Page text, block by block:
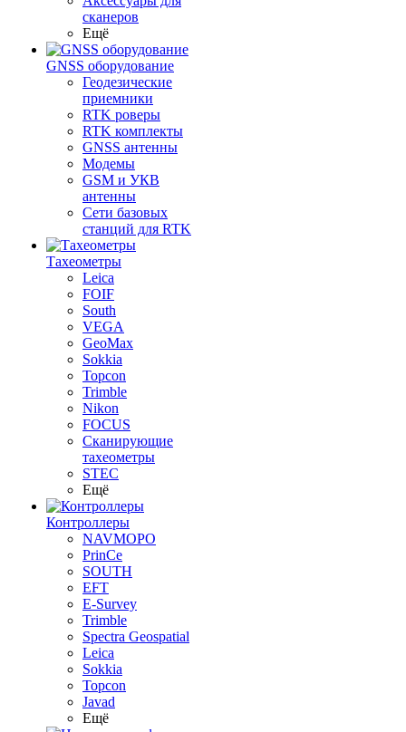
сканеров
Ещё
GNSS оборудование
Геодезические
приемники
RTK роверы
RTK комплекты
GNSS антенны
Модемы
GSM и УКВ
антенны
Сети базовых
станций для RTK
Тахеометры
Leica
FOIF
South
VEGA
GeoMax
Sokkia
Topcon
Trimble
Nikon
FOCUS
Сканирующие
тахеометры
STEC
Ещё
Контроллеры
NAVMOPO
PrinCe
SOUTH
EFT
E-Survey
Trimble
Spectra Geospatial
Leica
Sokkia
Topcon
Javad
Ещё